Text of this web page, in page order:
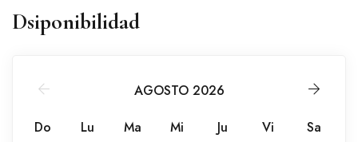
Dsiponibilidad
AGOSTO 2026
Do
Lu Ma Mi Ju Vi
Sa